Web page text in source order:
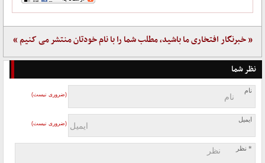
« خبرنگار افتخاری ما باشید، مطلب شما را با نام خودتان منتشر می کنیم »
نظر شما
نام
(ضروری نیست)
ایمیل
(ضروری نیست)
* نظر